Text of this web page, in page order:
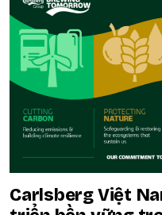
Carlsberg Việt